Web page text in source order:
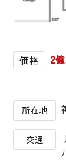
価格 2
所在地
交通